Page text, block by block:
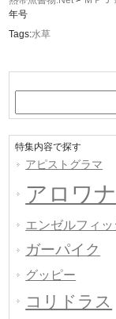
年号
Tags:水草
特集内容で探す
アピストグラマ
アロワナ
エンゼルフィッ
ガーパイク
グッピー
コリドラス